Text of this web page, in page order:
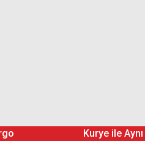
Kurye ile